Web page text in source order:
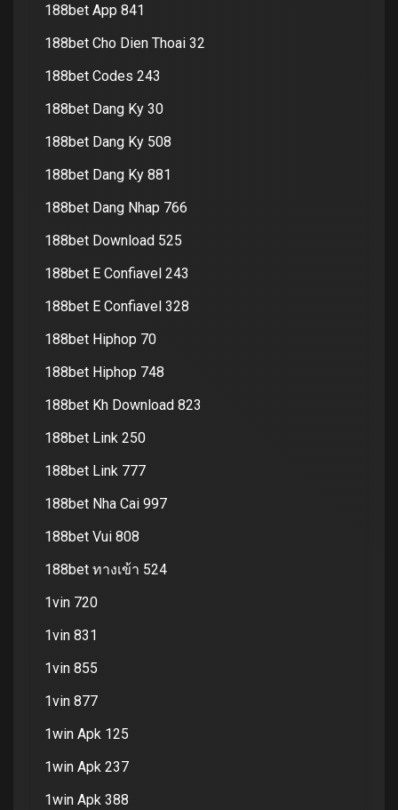
188bet App 841
188bet Cho Dien Thoai 32
188bet Codes 243
188bet Dang Ky 30
188bet Dang Ky 508
188bet Dang Ky 881
188bet Dang Nhap 766
188bet Download 525
188bet E Confiavel 243
188bet E Confiavel 328
188bet Hiphop 70
188bet Hiphop 748
188bet Kh Download 823
188bet Link 250
188bet Link 777
188bet Nha Cai 997
188bet Vui 808
188bet ทางเข้า 524
1vin 720
1vin 831
1vin 855
1vin 877
1win Apk 125
1win Apk 237
1win Apk 388